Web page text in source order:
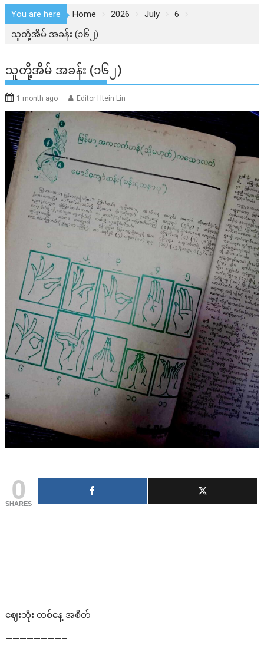
You are here Home 2026 July
6
သူတို့အိမ် အခန်း (၁၆၂)
သူတို့အိမ် အခန်း (၁၆၂)
1 month ago Editor Htein Lin
0
SHARES
ဈေးဘိုး တစ်နေ့ အစိတ်
————————–